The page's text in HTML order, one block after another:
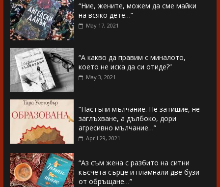
“Ние, жените, можем да сме майки
на всяко дете…”
May 17, 2021
“А какво да правим с миналото,
което не иска да си отиде?”
May 3, 2021
“Настъпи мълчание. Не затишие, не
заглъхване, а дълбоко, дори
агресивно мълчание…”
April 29, 2021
“Аз съм жена с разбито на ситни
късчета сърце и пламнали две бузи
от обръщане…”